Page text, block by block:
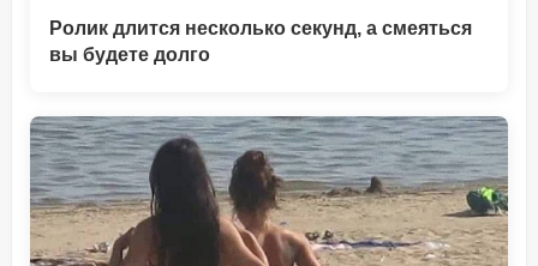
Ролик длится несколько секунд, а смеяться
вы будете долго